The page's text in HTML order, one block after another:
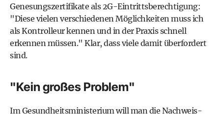
Genesungszertifikate als 2G-Eintrittsberechtigung:
"Diese vielen verschiedenen Möglichkeiten muss ich
als Kontrolleur kennen und in der Praxis schnell
erkennen müssen." Klar, dass viele damit überfordert
sind.
"Kein großes Problem"
Im Gesundheitsministerium will man die Nachweis-